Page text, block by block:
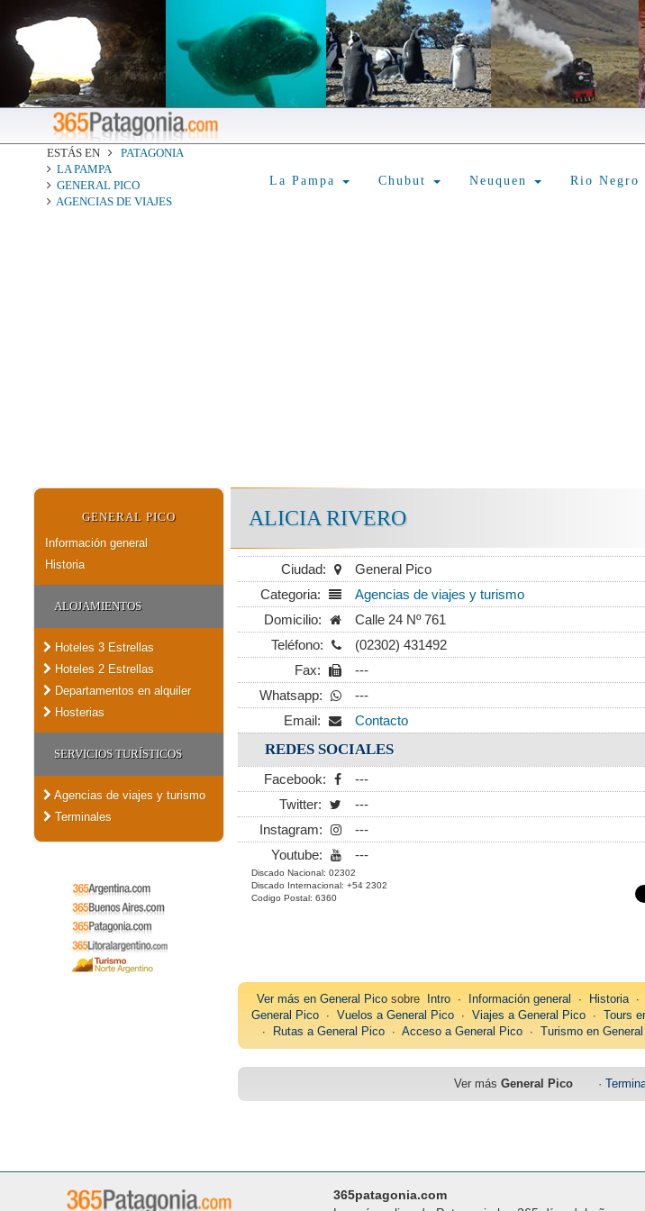
ESTÁS EN
PATAGONIA
LA PAMPA
GENERAL PICO
AGENCIAS DE VIAJES
La Pampa Chubut Neuquen Rio Negro
GENERAL PICO
Información general
Historia
ALOJAMIENTOS
Hoteles 3 Estrellas
Hoteles 2 Estrellas
Departamentos en alquiler
Hosterias
SERVICIOS TURÍSTICOS
Agencias de viajes y turismo
Terminales
ALICIA RIVERO
Ciudad:
General Pico
Categoria:
Agencias de viajes y turismo
Domicilio:
Calle 24 Nº 761
Teléfono:
(02302) 431492
Fax:
---
Whatsapp:
---
Email:
Contacto
REDES SOCIALES
Facebook:
---
Twitter:
---
Instagram:
---
Youtube:
---
Discado Nacional: 02302
Discado Internacional: +54 2302
Codigo Postal: 6360
Ver más en General Picosobre Intro∙ Información general ∙ Historia∙
General Pico∙ Vuelos a General Pico∙ Viajes a General Pico∙ Tours
∙
Rutas a General Pico∙ Acceso a General Pico∙ Turismo en
Ver más General Pico·
365patagonia.com